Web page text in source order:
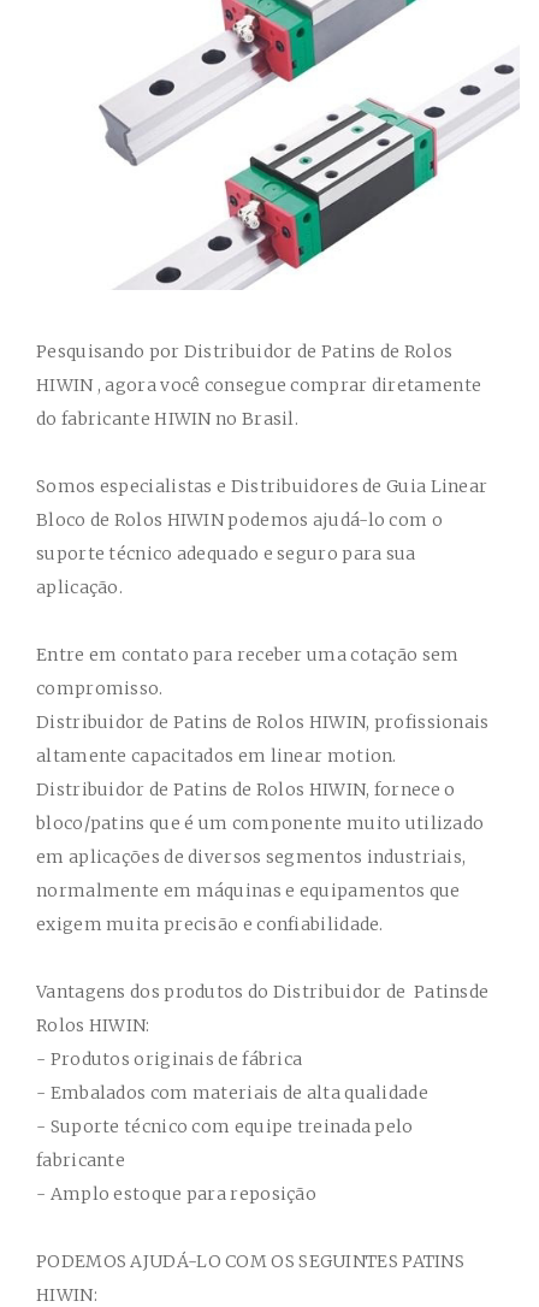
Pesquisando por Distribuidor de Patins de Rolos
HIWIN , agora você consegue comprar diretamente
do fabricante HIWIN no Brasil.
Somos especialistas e DistribuidoresdeGuia Linear
Bloco de Rolos HIWINpodemos ajudá-lo com o
suporte técnico adequado e seguro para sua
aplicação.
Entre em contato para receber uma cotação sem
compromisso.
Distribuidor de Patins de Rolos HIWIN, profissionais
altamente capacitados em linear motion.
Distribuidor de Patins de Rolos HIWIN, fornece o
bloco/patins que é um componente muito utilizado
em aplicações de diversos segmentos industriais,
normalmente em máquinas e equipamentos que
exigem muita precisão e confiabilidade.
Vantagens dos produtos do Distribuidor de Patinsde
Rolos HIWIN:
- Produtos originais de fábrica
- Embalados com materiais de alta qualidade
- Suporte técnico com equipe treinada pelo
fabricante
- Amplo estoque para reposição
PODEMOS AJUDÁ-LOCOM OS SEGUINTES PATINS
HIWIN: